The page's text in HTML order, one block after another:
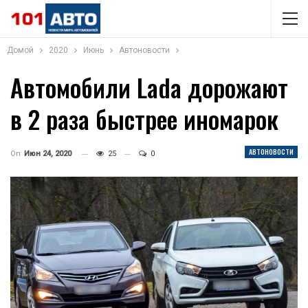
Домой 2020 Июнь Автоновости
Автомобили Lada дорожают
в 2 раза быстрее иномарок
АВТОНОВОСТИ
On Июн 24, 2020 25 0